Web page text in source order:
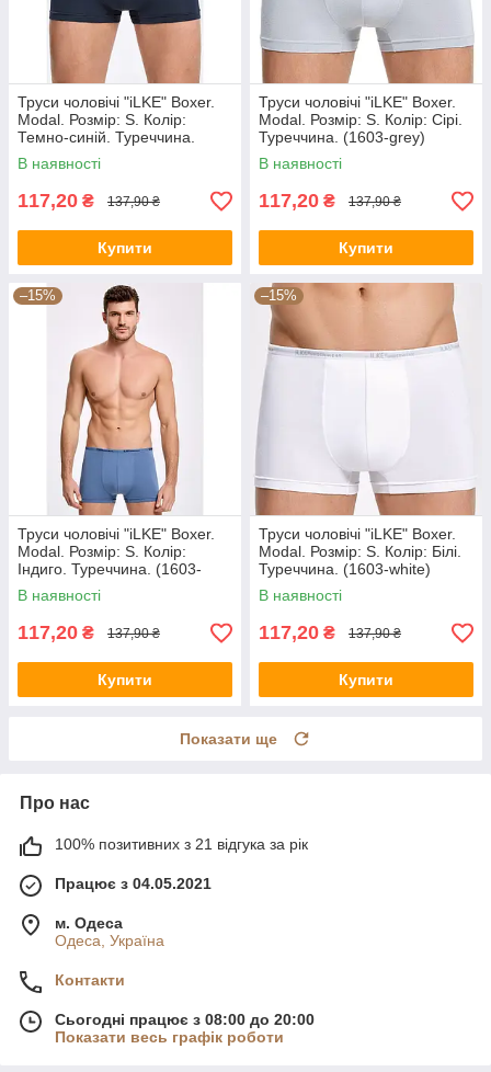
Труси чоловічі "iLKE" Boxer.
Modal. Розмір: S. Колір:
Темно-синій. Туреччина.
(1603-dblue)
В наявності
117,20 ₴ 137,90 ₴
Купити
Труси чоловічі "iLKE" Boxer.
Modal. Розмір: S. Колір: Сірі.
Туреччина. (1603-grey)
В наявності
117,20 ₴ 137,90 ₴
Купити
–15%
Труси чоловічі "iLKE" Boxer.
Modal. Розмір: S. Колір:
Індиго. Туреччина. (1603-
indigo)
В наявності
117,20 ₴ 137,90 ₴
Купити
–15%
Труси чоловічі "iLKE" Boxer.
Modal. Розмір: S. Колір: Білі.
Туреччина. (1603-white)
В наявності
117,20 ₴ 137,90 ₴
Купити
Показати ще
Про нас
100% позитивних з 21 відгука за рік
Працює з 04.05.2021
м. Одеса
Одеса, Україна
Контакти
Сьогодні працює з 08:00 до 20:00
Показати весь графік роботи